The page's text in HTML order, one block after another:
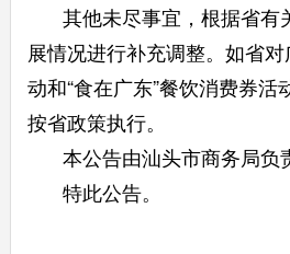
其他未尽事宜，根据省有
展情况进行补充调整。如省
动和“食在广东”餐饮消费券活
按省政策执行。
本公告由汕头市商务局负
特此公告。